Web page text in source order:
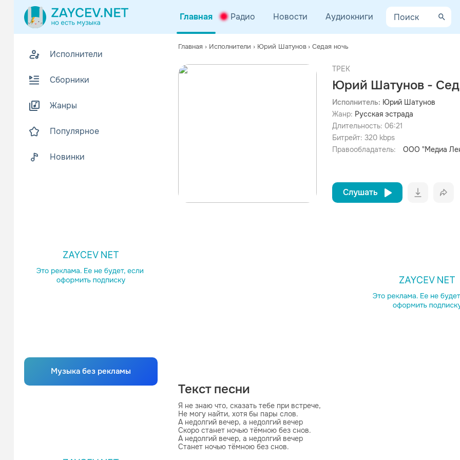
Главная Радио Новости Аудиокниги
Исполнители
Сборники
Жанры
Популярное
Новинки
Музыка без рекламы
Главная › Исполнители › Юрий Шатунов › Седая ночь
ТРЕК
Юрий Шатунов -
Исполнитель: Юрий Шатунов
Жанр: Русская эстрада
Длительность: 06:21
Битрейт: 320 kbps
Правообладатель:
ООО "Медиа
Слушать
просмотра рекламы
оформления подписки.
После просмотра Вы сможете скачать 3 файла без
дополнительной рекламы!
Текст песни
Я не знаю что, сказать тебе при встрече,
Не могу найти, хотя бы пары слов.
А недолгий вечер, а недолгий вечер
Скоро станет ночью тёмною без снов.
А недолгий вечер, а недолгий вечер
Станет ночью тёмною без снов.